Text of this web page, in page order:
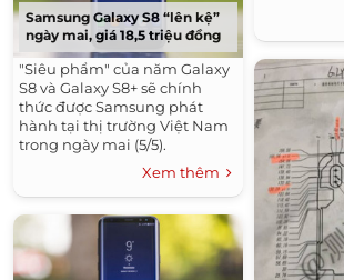
Samsung Galaxy S8 “lên kệ”
ngày mai, giá 18,5 triệu đồng
"Siêu phẩm" của năm Galaxy
S8 và Galaxy S8+ sẽ chính
thức được Samsung phát
hành tại thị trường Việt Nam
trong ngày mai (5/5).
Xem thêm